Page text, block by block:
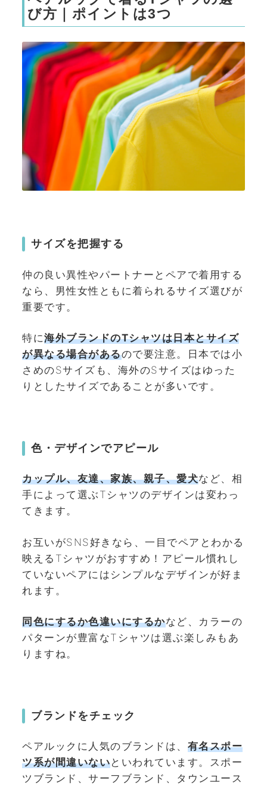
び方｜ポイントは3つ
サイズを把握する
仲の良い異性やパートナーとペアで着用する
なら、男性女性ともに着られるサイズ選びが
重要です。
特に海外ブランドのTシャツは日本とサイズ
が異なる場合があるので要注意。日本では小
さめのSサイズも、海外のSサイズはゆった
りとしたサイズであることが多いです。
色・デザインでアピール
カップル、友達、家族、親子、愛犬など、相
手によって選ぶTシャツのデザインは変わっ
てきます。
お互いがSNS好きなら、一目でペアとわかる
映えるTシャツがおすすめ！アピール慣れし
ていないペアにはシンプルなデザインが好ま
れます。
同色にするか色違いにするかなど、カラーの
パターンが豊富なTシャツは選ぶ楽しみもあ
りますね。
ブランドをチェック
ペアルックに人気のブランドは、 有名スポー
ツ系が間違いないといわれています。スポー
ツブランド、サーフブランド、タウンユース